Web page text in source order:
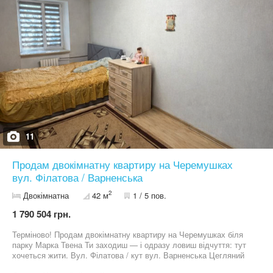
11
Продам двокімнатну квартиру на Черемушках
вул. Філатова / Варненська
Двокімнатна 42 м2 1 / 5 пов.
1 790 504 грн.
Терміново! Продам двокімнатну квартиру на Черемушках біля
парку Марка Твена Ти заходиш — і одразу ловиш відчуття: тут
хочеться жити. Вул. Філатова / кут вул. Варненська Цегляний